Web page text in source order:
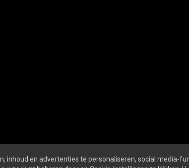
inhoud en advertenties te personaliseren, social media-